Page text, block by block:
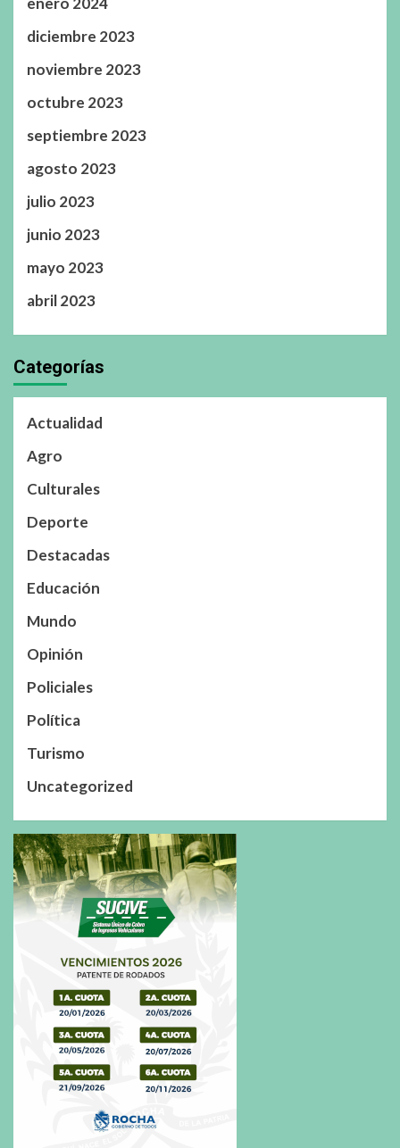
diciembre 2023
noviembre 2023
octubre 2023
septiembre 2023
agosto 2023
julio 2023
junio 2023
mayo 2023
abril 2023
Categorías
Actualidad
Agro
Culturales
Deporte
Destacadas
Educación
Mundo
Opinión
Policiales
Política
Turismo
Uncategorized